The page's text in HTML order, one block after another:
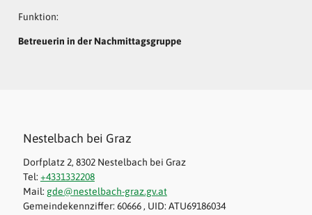
Funktion:
Betreuerin in der Nachmittagsgruppe
Nestelbach bei Graz
Dorfplatz 2, 8302 Nestelbach bei Graz
Tel: +4331332208
Mail: gde@nestelbach-graz.gv.at
Gemeindekennziffer: 60666 , UID: ATU69186034